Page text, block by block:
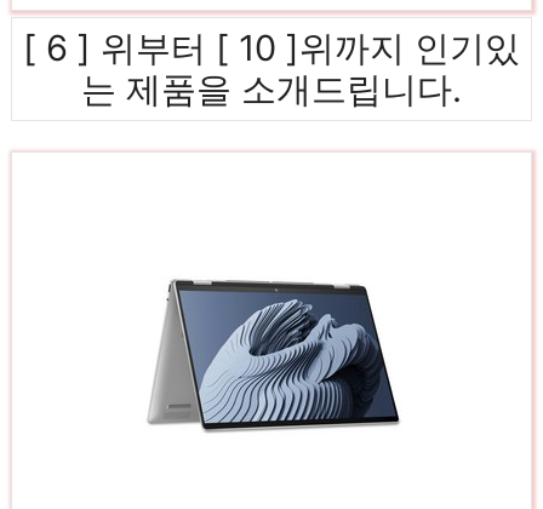
[ 6 ] 위부터 [ 10 ]위까지 인기있
는 제품을 소개드립니다.